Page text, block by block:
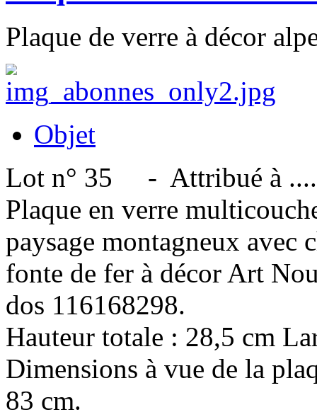
Plaque de verre à décor
Objet
Lot n° 35 - Attribué à
Plaque en verre
paysage montagneux avec
fonte de fer à décor Art
dos 116168298.
Hauteur totale : 28,5 cm
Dimensions à vue de la
83 cm.